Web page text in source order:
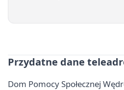
Przydatne dane
Dom Pomocy Społecznej